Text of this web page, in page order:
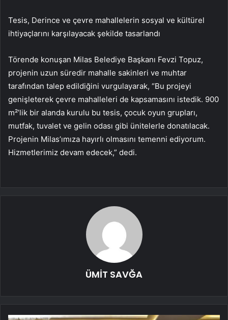
Tesis, Derince ve çevre mahallelerin sosyal ve kültürel
ihtiyaçlarını karşılayacak şekilde tasarlandı
Törende konuşan Milas Belediye Başkanı Fevzi Topuz,
projenin uzun süredir mahalle sakinleri ve muhtar
tarafından talep edildiğini vurgulayarak, “Bu projeyi
genişleterek çevre mahalleleri de kapsamasını istedik. 900
m²’lik bir alanda kurulu bu tesis, çocuk oyun grupları,
mutfak, tuvalet ve gelin odası gibi ünitelerle donatılacak.
Projenin Milas’ımıza hayırlı olmasını temenni ediyorum.
Hizmetlerimiz devam edecek,” dedi.
ÜMİT SAVĞA